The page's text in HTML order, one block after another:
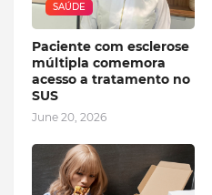
SAÚDE
Paciente com esclerose
múltipla comemora
acesso a tratamento no
SUS
June 20, 2026